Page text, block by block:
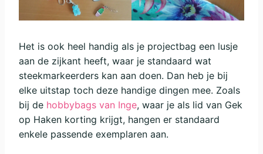
Het is ook heel handig als je projectbag een lusje
aan de zijkant heeft, waar je standaard wat
steekmarkeerders kan aan doen. Dan heb je bij
elke uitstap toch deze handige dingen mee. Zoals
bij de hobbybags van Inge, waar je als lid van Gek
op Haken korting krijgt, hangen er standaard
enkele passende exemplaren aan.